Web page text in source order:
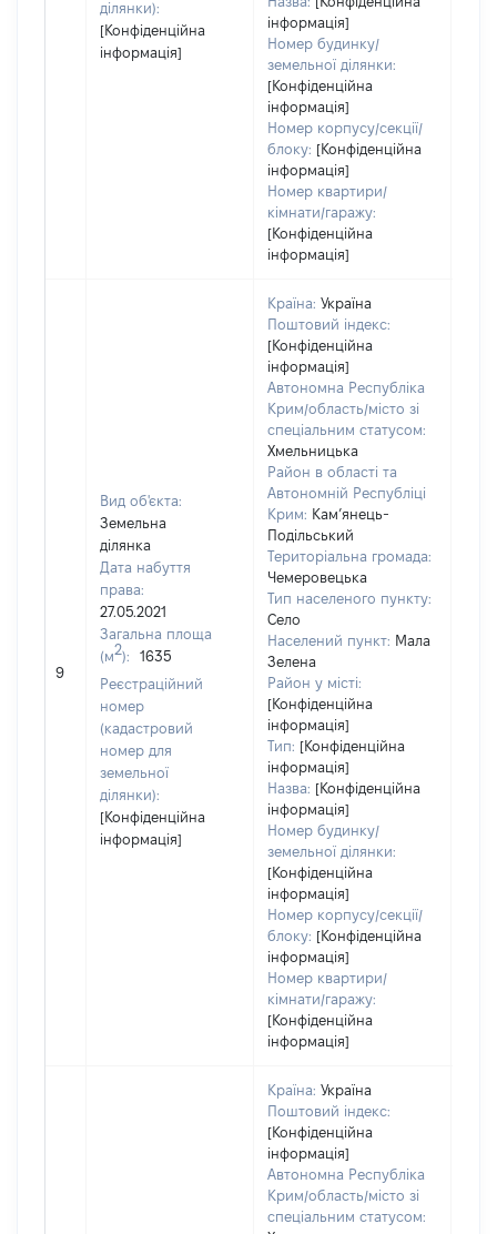
ділянки):
[Конфіденційна
інформація]
інформація]
Номер будинку/
земельної ділянки:
[Конфіденційна
інформація]
Номер корпусу/секції/
блоку: [Конфіденційна
інформація]
Номер квартири/
кімнати/гаражу:
[Конфіденційна
інформація]
9
Вид об'єкта:
Земельна
ділянка
Дата набуття
права:
27.05.2021
Загальна площа
(м2):
1635
Реєстраційний
номер
(кадастровий
номер для
земельної
ділянки):
[Конфіденційна
інформація]
Країна: Україна
Поштовий індекс:
[Конфіденційна
інформація]
Автономна Республіка
Крим/область/місто зі
спеціальним статусом:
Хмельницька
Район в області та
Автономній Республіці
Крим: Кам’янець-
Подільський
Територіальна громада:
Чемеровецька
Тип населеного пункту:
Село
Населений пункт: Мала
Зелена
Район у місті:
[Конфіденційна
інформація]
Тип: [Конфіденційна
інформація]
Назва: [Конфіденційна
інформація]
Номер будинку/
земельної ділянки:
[Конфіденційна
інформація]
Номер корпусу/секції/
блоку: [Конфіденційна
інформація]
Номер квартири/
кімнати/гаражу:
[Конфіденційна
інформація]
Країна: Україна
Поштовий індекс:
[Конфіденційна
інформація]
Автономна Республіка
Крим/область/місто зі
спеціальним статусом: